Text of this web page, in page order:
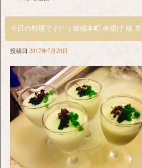
今日の料理です(^^) 板橋本町 串揚げ 穂 卓
投稿日 2017年7月29日